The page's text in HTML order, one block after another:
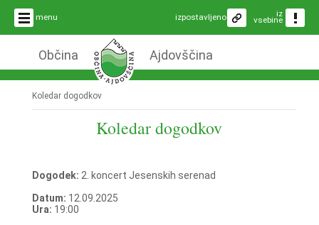
menu iz
vsebine
izpostavljeno
Občina Ajdovščina
Koledar dogodkov
Koledar dogodkov
Dogodek: 2. koncert Jesenskih serenad
Datum: 12.09.2025
Ura: 19:00